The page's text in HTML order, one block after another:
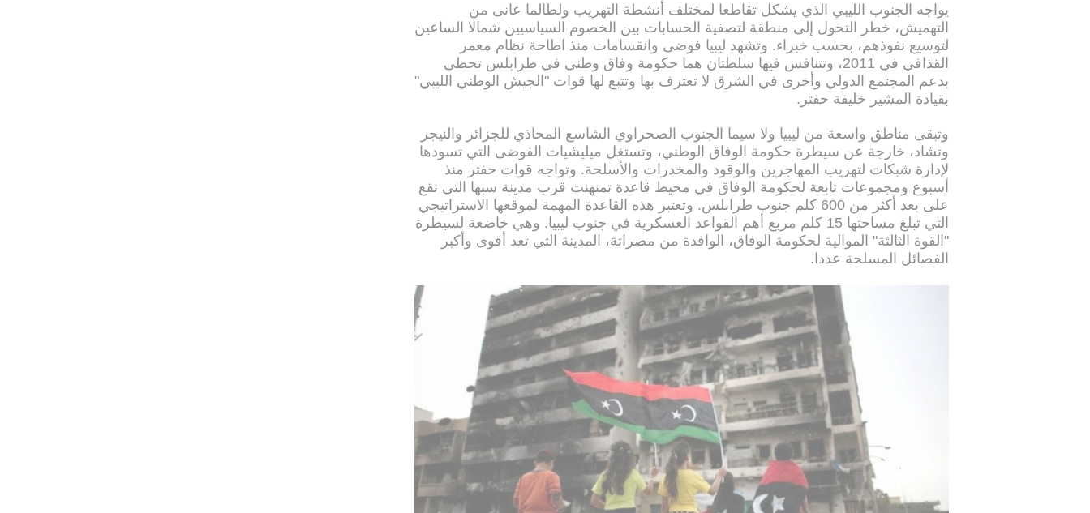
يواجه الجنوب الليبي الذي يشكل تقاطعا لمختلف أنشطة التهريب ولطالما عانى من
التهميش، خطر التحول إلى منطقة لتصفية الحسابات بين الخصوم السياسيين شمالا الساعين
لتوسيع نفوذهم، بحسب خبراء. وتشهد ليبيا فوضى وانقسامات منذ اطاحة نظام معمر
القذافي في 2011، وتتنافس فيها سلطتان هما حكومة وفاق وطني في طرابلس تحظى
بدعم المجتمع الدولي وأخرى في الشرق لا تعترف بها وتتبع لها قوات "الجيش الوطني الليبي"
بقيادة المشير خليفة حفتر.
وتبقى مناطق واسعة من ليبيا ولا سيما الجنوب الصحراوي الشاسع المحاذي للجزائر والنيجر
وتشاد، خارجة عن سيطرة حكومة الوفاق الوطني، وتستغل ميليشيات الفوضى التي تسودها
لإدارة شبكات لتهريب المهاجرين والوقود والمخدرات والأسلحة. وتواجه قوات حفتر منذ
أسبوع ومجموعات تابعة لحكومة الوفاق في محيط قاعدة تمنهنت قرب مدينة سبها التي تقع
على بعد أكثر من 600 كلم جنوب طرابلس. وتعتبر هذه القاعدة المهمة لموقعها الاستراتيجي
التي تبلغ مساحتها 15 كلم مربع أهم القواعد العسكرية في جنوب ليبيا. وهي خاضعة لسيطرة
"القوة الثالثة" الموالية لحكومة الوفاق، الوافدة من مصراتة، المدينة التي تعد أقوى وأكبر
الفصائل المسلحة عددا.